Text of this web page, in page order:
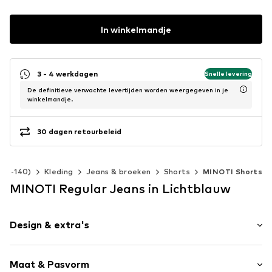
In winkelmandje
3 - 4 werkdagen Snelle levering
De definitieve verwachte levertijden worden weergegeven in je
winkelmandje.
30 dagen retourbeleid
140) Kleding Jeans & broeken Shorts MINOTI Shorts
MINOTI Regular Jeans in Lichtblauw
Design & extra's
Denim
Maat & Pasvorm